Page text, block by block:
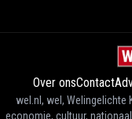
Over onsContact
wel.nl, wel, Welingelichte
economie, cultuur,